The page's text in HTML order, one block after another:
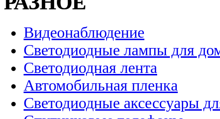
Видеонаблюдение
Светодиодные лампы для
Светодиодная лента
Автомобильная пленка
Светодиодные аксессуары